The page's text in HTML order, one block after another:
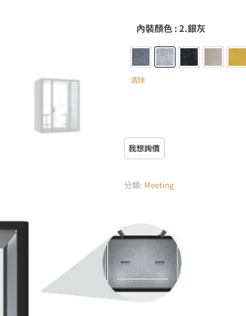
內裝顏色: 2.銀灰
1.月光灰2.銀灰3.芝麻黑4.淺駝5.
清除
分類: Meeting